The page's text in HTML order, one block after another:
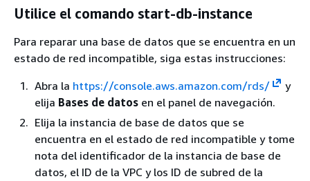
Utilice el comando start-db-instance
Para reparar una base de datos que se encuentra en un
estado de red incompatible, siga estas instrucciones:
Abra la https://console.aws.amazon.com/rds/
y
elija Bases de datos en el panel de navegación.
Elija la instancia de base de datos que se
encuentra en el estado de red incompatible y tome
nota del identificador de la instancia de base de
datos, el ID de la VPC y los ID de subred de la